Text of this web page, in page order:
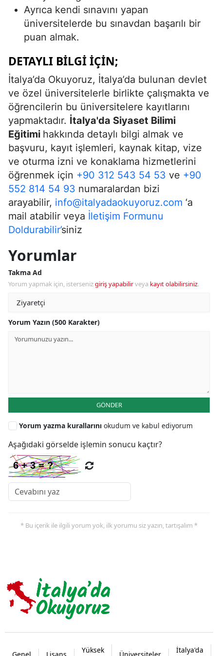
Ayrıca kendi sınavını yapan
üniversitelerde bu sınavdan başarılı bir
puan almak.
DETAYLI BILGI İÇIN;
İtalya’da Okuyoruz, İtalya’da bulunan devlet
ve özel üniversitelerle birlikte çalışmakta ve
öğrencilerin bu üniversitelere kayıtlarını
yapmaktadır. İtalya'da Siyaset Bilimi
Eğitimi hakkında detaylı bilgi almak ve
başvuru, kayıt işlemleri, kaynak kitap, vize
ve oturma izni ve konaklama hizmetlerini
öğrenmek için +90 312 543 54 53 ve +90
552 814 54 93 numaralardan bizi
arayabilir, info@italyadaokuyoruz.com ‘a
mail atabilir veya İletişim Formunu
Doldurabilir’siniz
Yorumlar
Takma Ad
Yorum yapmak için, istersenizgiriş yapabilirveya kayıt olabilirsiniz.
Yorum Yazın (500 Karakter)
GÖNDER
Yorum yazma kurallarını okudum ve kabul ediyorum
Aşağıdaki görselde işlemin sonucu kaçtır?
* Bu içerik ile ilgili yorum yok, ilk yorumu siz yazın, tartışalım *
Yüksek
İtalya'da